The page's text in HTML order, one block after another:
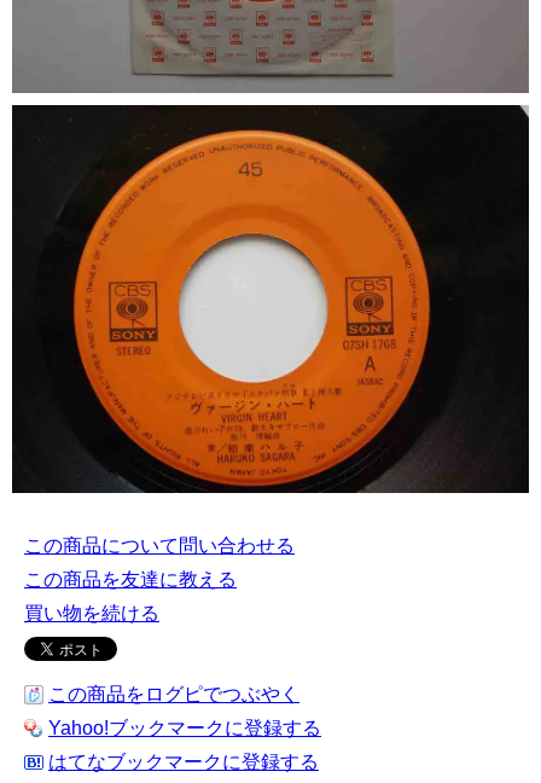
この商品について問い合わせる
この商品を友達に教える
買い物を続ける
この商品をログピでつぶやく
Yahoo!ブックマークに登録する
はてなブックマークに登録する